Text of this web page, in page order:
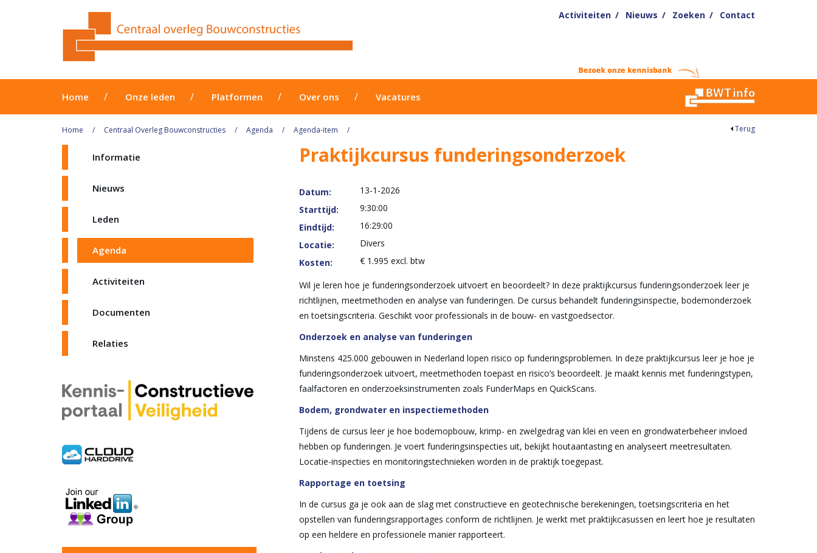
Activiteiten Nieuws Zoeken Contact
Home Onze leden Platformen Over ons Vacatures
Home Centraal Overleg Bouwconstructies Agenda Agenda-item Terug
Informatie
Nieuws
Leden
Agenda
Activiteiten
Documenten
Relaties
Praktijkcursus funderingsonderzoek
Datum:
13-1-2026
Starttijd:
9:30:00
Eindtijd:
16:29:00
Locatie:
Divers
Kosten:
€ 1.995 excl. btw
Wil je leren hoe je funderingsonderzoek uitvoert en beoordeelt? In deze praktijkcursus funderingsonderzoek leer je
richtlijnen, meetmethoden en analyse van funderingen. De cursus behandelt funderingsinspectie, bodemonderzoek
en toetsingscriteria. Geschikt voor professionals in de bouw- en vastgoedsector.
Onderzoek en analyse van funderingen
Minstens 425.000 gebouwen in Nederland lopen risico op funderingsproblemen. In deze praktijkcursus leer je hoe je
funderingsonderzoek uitvoert, meetmethoden toepast en risico’s beoordeelt. Je maakt kennis met funderingstypen,
faalfactoren en onderzoeksinstrumenten zoals FunderMaps en QuickScans.
Bodem, grondwater en inspectiemethoden
Tijdens de cursus leer je hoe bodemopbouw, krimp- en zwelgedrag van klei en veen en grondwaterbeheer invloed
hebben op funderingen. Je voert funderingsinspecties uit, bekijkt houtaantasting en analyseert meetresultaten.
Locatie-inspecties en monitoringstechnieken worden in de praktijk toegepast.
Rapportage en toetsing
In de cursus ga je ook aan de slag met constructieve en geotechnische berekeningen, toetsingscriteria en het
opstellen van funderingsrapportages conform de richtlijnen. Je werkt met praktijkcasussen en leert hoe je resultaten
op een heldere en professionele manier rapporteert.